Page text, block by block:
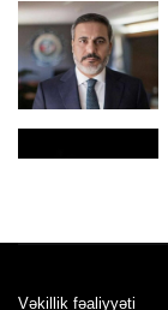
Vəkillik fəaliyyəti